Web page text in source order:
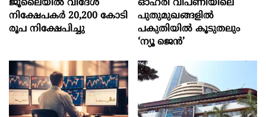
ജൂലൈയില്‍ വിദേശ
നിക്ഷേപകര്‍ 20,200 കോടി
രൂപ നിക്ഷേപിച്ചു
ഓഹരി വിപണിയിലെ
പുതുമുഖങ്ങളിൽ
പകുതിയിൽ കൂടുതലും
‘ന്യൂ ജെൻ’